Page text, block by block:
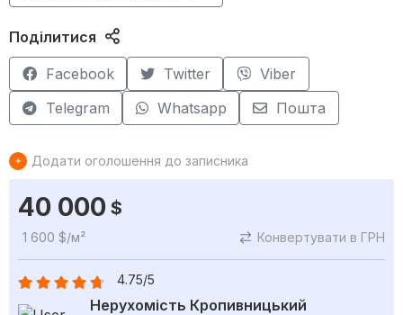
Поділитися
Facebook Twitter
Viber
Telegram
Whatsapp Пошта
Додати оголошення до записника
40 000 $
1 600 $/м² Конвертувати в ГРН
4.75/5
Нерухомість Кропивницький